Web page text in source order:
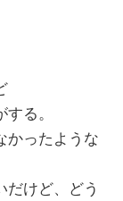
る。
かったような
だけど、どう